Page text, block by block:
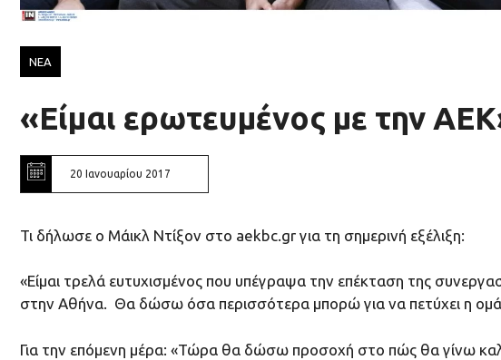
ΝΕΑ
«Είμαι ερωτευμένος με την
20 Ιανουαρίου 2017
Τι δήλωσε ο Μάικλ Ντίξον στο aekbc.gr για τη σημερινή εξέλιξη:
«Είμαι τρελά ευτυχισμένος που υπέγραψα την επέκταση της
στην Αθήνα. Θα δώσω όσα περισσότερα μπορώ για να πετύχει η
Για την επόμενη μέρα: «Τώρα θα δώσω προσοχή στο πώς θα γίνω